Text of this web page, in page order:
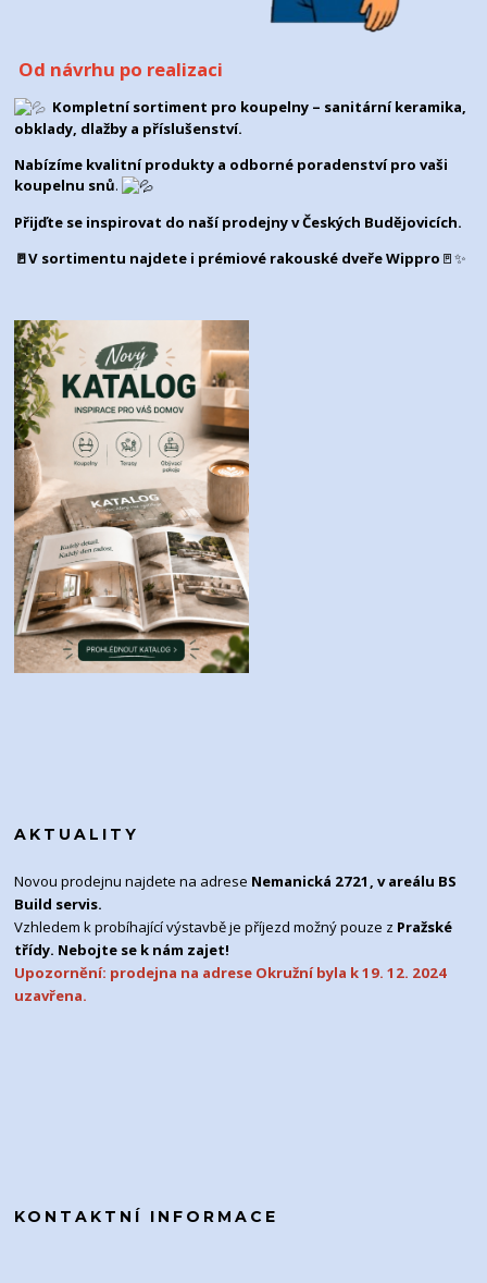
Od návrhu po realizaci
Kompletní sortiment pro koupelny – sanitární keramika,
obklady, dlažby a příslušenství.
Nabízíme kvalitní produkty a odborné poradenství pro vaši
koupelnu snů.
Přijďte se inspirovat do naší prodejny vČeských Budějovicích.
🚪V sortimentu najdete i prémiové rakouské dveře Wippro 🚪✨
AKTUALITY
Novou prodejnu najdete na adrese Nemanická 2721, v areálu BS
Build servis.
Vzhledem k probíhající výstavbě je příjezd možný pouze z Pražské
třídy. Nebojte se k nám zajet!
Upozornění: prodejna na adrese Okružní byla k 19. 12. 2024
uzavřena.
KONTAKTNÍ INFORMACE